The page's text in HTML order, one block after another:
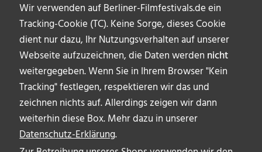
Wir verwenden auf Berliner-Filmfestivals.de ein
Tracking-Cookie (TC). Keine Sorge, dieses Cookie
dient nur dazu, Ihr Nutzungsverhalten auf unserer
Webseite aufzuzeichnen, die Daten werden nicht
weitergegeben. Wenn Sie in Ihrem Browser "Kein
Tracking" festlegen, respektieren wir das und
zeichnen nichts auf. Allerdings zeigen wir dann
weiterhin diese Box. Mehr dazu in unserer
Datenschutz-Erklärung.